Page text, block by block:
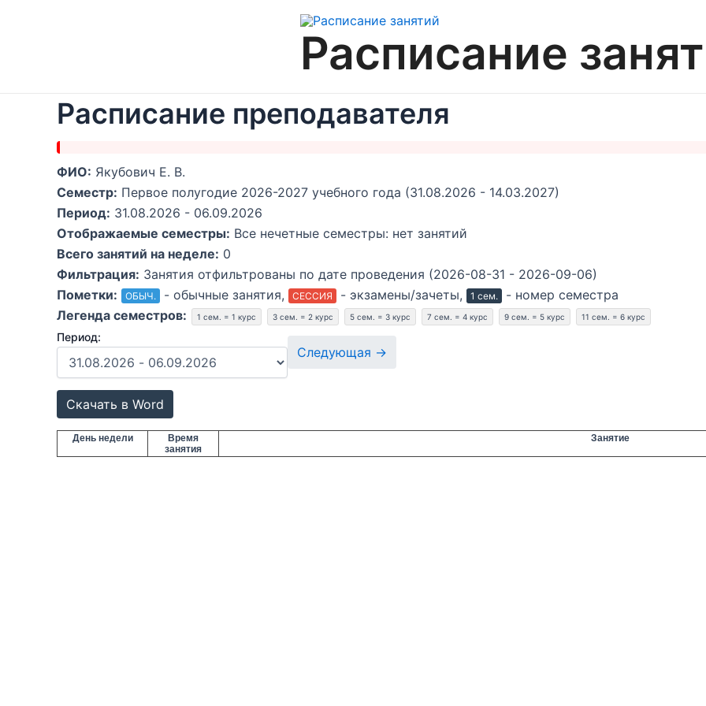
Расписание
Расписание преподавателя
ФИО: Якубович Е. В.
Семестр: Первое полугодие 2026-2027 учебного года (31.08.2026 - 14.03.2027)
Период: 31.08.2026 - 06.09.2026
Отображаемые семестры: Все нечетные семестры: нет занятий
Всего занятий на неделе: 0
Фильтрация: Занятия отфильтрованы по дате проведения (2026-08-31 - 2026-09-06)
Пометки:
ОБЫЧ. - обычные занятия, СЕССИЯ - экзамены/зачеты, 1 сем.
- номер семестра
Легенда семестров:
1 сем. = 1 курс 3 сем. = 2 курс 5 сем. = 3 курс 7 сем. = 4 курс 9 сем. = 5 курс 11 сем. = 6 курс
Период:
Следующая →
Скачать в Word
День недели
Время
занятия
Занятие